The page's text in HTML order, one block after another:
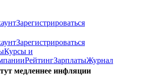
Зарегистрироваться
Зарегистрироваться
Курсы и
РейтингЗарплатыЖурнал
медленнее инфляции